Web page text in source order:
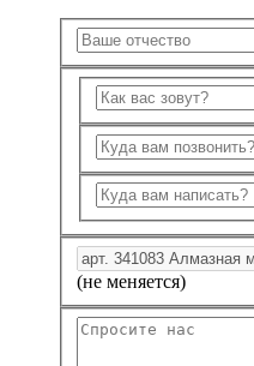
(не меняется)